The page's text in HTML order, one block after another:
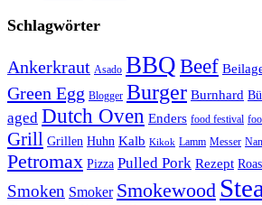
Schlagwörter
Ankerkraut Asado BBQBeef
Green Egg Blogger Burger Burnhard
aged Dutch Oven Enders food festival
Grill Grillen Huhn Kalb Kikok Lamm Messer
Petromax Pizza Pulled Pork Rezept
Smoken Smoker Smokewood